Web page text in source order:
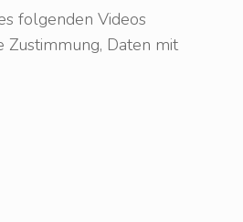
folgenden Videos
Zustimmung, Daten mit